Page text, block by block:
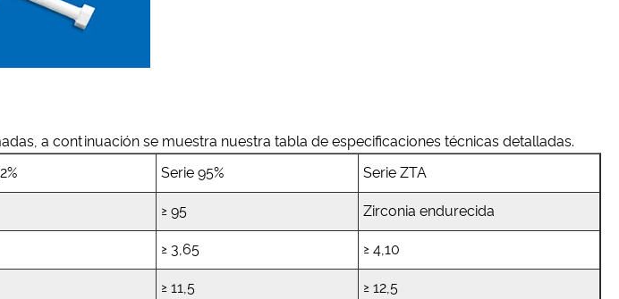
a continuación se muestra nuestra tabla de especificaciones técnicas detalladas.
Serie 95% Serie ZTA
≥ 95 Zirconia endurecida
≥ 3,65 ≥ 4,10
≥ 11,5 ≥ 12,5